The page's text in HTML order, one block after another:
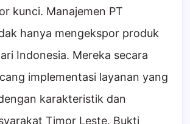
kunci. Manajemen PT
hanya mengekspor produk
Indonesia. Mereka secara
implementasi layanan yang
karakteristik dan
Timor Leste. Bukti